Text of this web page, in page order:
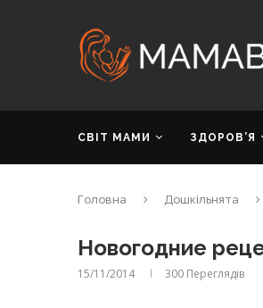
СВІТ МАМИ ЗДОРОВ’Я
Головна Дошкільнята
Новогодние
15/11/2014 300 Переглядів